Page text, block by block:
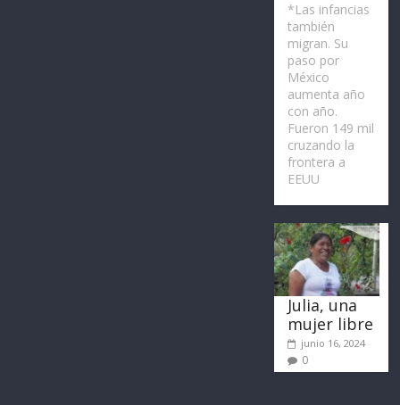
*Las infancias
también
migran. Su
paso por
México
aumenta año
con año.
Fueron 149 mil
cruzando la
frontera a
EEUU
Julia, una
mujer libre
junio 16, 2024
0